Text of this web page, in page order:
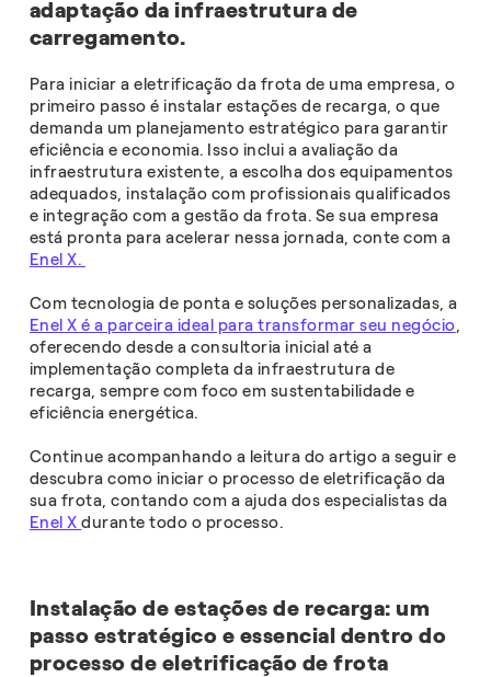
adaptação da infraestrutura de
carregamento.
Para iniciar a eletrificação da frota de uma empresa, o
primeiro passo é instalar estações de recarga, o que
demanda um planejamento estratégico para garantir
eficiência e economia. Isso inclui a avaliação da
infraestrutura existente, a escolha dos equipamentos
adequados, instalação com profissionais qualificados
e integração com a gestão da frota. Se sua empresa
está pronta para acelerar nessa jornada, conte com a
Enel X.
Com tecnologia de ponta e soluções personalizadas, a
Enel X é a parceira ideal para transformar seu negócio,
oferecendo desde a consultoria inicial até a
implementação completa da infraestrutura de
recarga, sempre com foco em sustentabilidade e
eficiência energética.
Continue acompanhando a leitura do artigo a seguir e
descubra como iniciar o processo de eletrificação da
sua frota, contando com a ajuda dos especialistas da
Enel Xdurante todo o processo.
Instalação de estações de recarga: um
passo estratégico e essencial dentro do
processo de eletrificação de frota